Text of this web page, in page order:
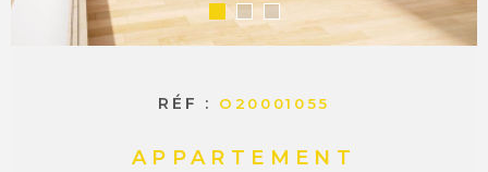
RÉF : O20001055
APPARTEMENT